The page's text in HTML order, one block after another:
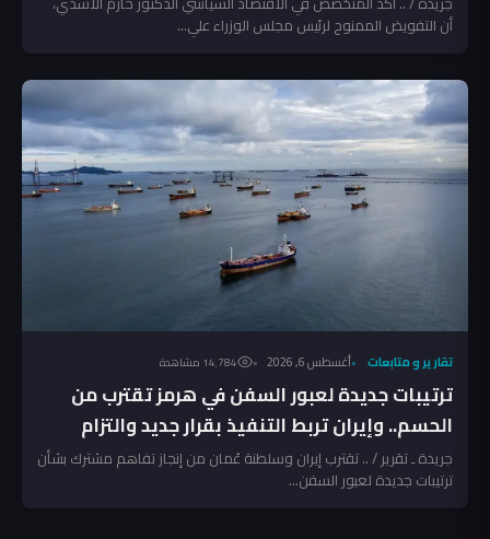
أن التفويض الممنوح لرئيس مجلس الوزراء علي...
تقارير و متابعات أغسطس 6, 2026 14٬784 مشاهدة
ترتيبات جديدة لعبور السفن في هرمز تقترب من
الحسم.. وإيران تربط التنفيذ بقرار جديد والتزام
أميركي
جريدة ـ تقرير / .. تقترب إيران وسلطنة عُمان من إنجاز تفاهم مشترك بشأن
ترتيبات جديدة لعبور السفن...